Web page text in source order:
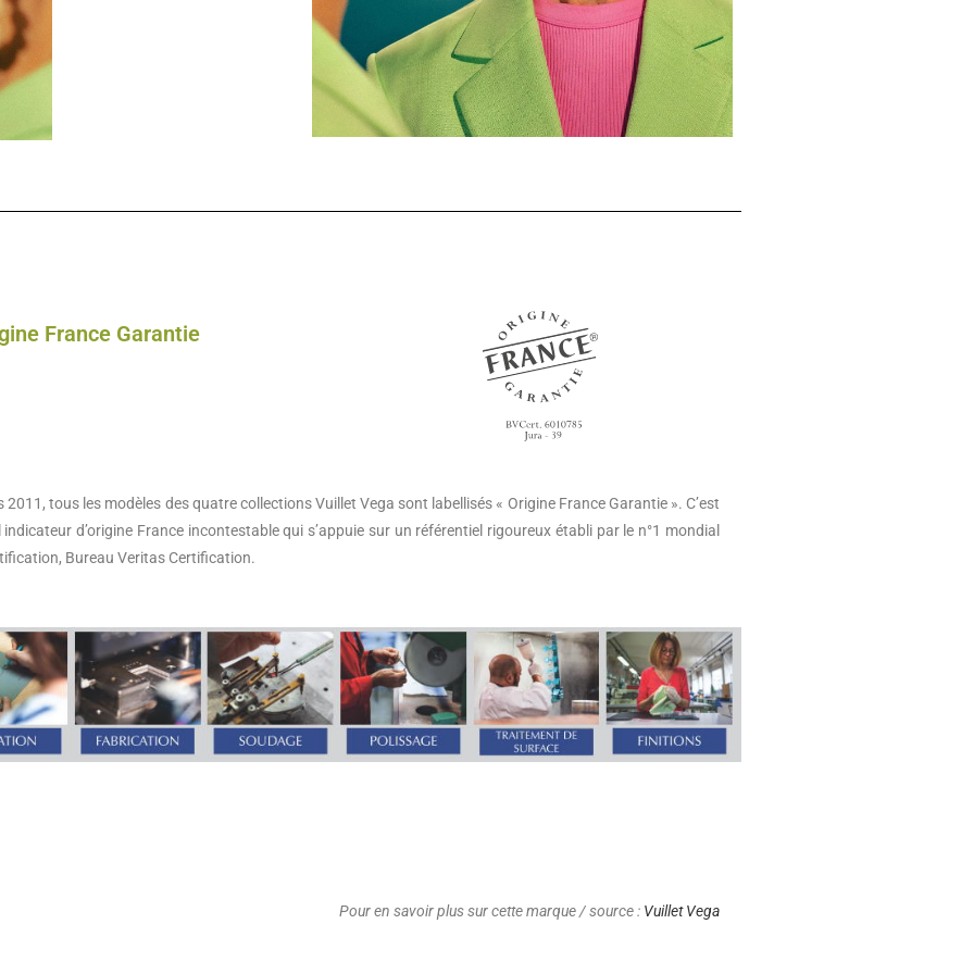
France Garantie
2011, tous les modèles des quatre collections Vuillet Vega sont labellisés « Origine France Garantie ». C’est
indicateur d’origine France incontestable qui s’appuie sur un référentiel rigoureux établi par le n°1 mondial
Bureau Veritas Certification.
Pour en savoir plus sur cette marque / source : Vuillet Vega